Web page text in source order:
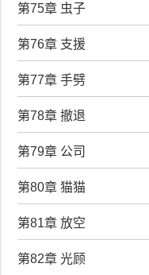
第75章 虫子
第76章 支援
第77章 手劈
第78章 撤退
第79章 公司
第80章 猫猫
第81章 放空
第82章 光顾